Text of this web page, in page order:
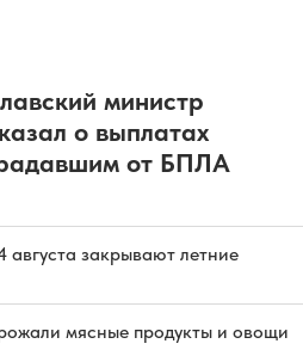
министр
о выплатах
от БПЛА
закрывают летние
мясные продукты и овощи